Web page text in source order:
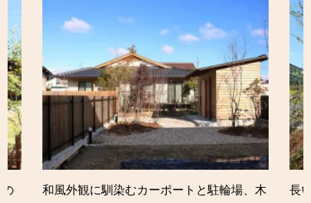
和風外観に馴染むカーポートと駐輪場、木
長